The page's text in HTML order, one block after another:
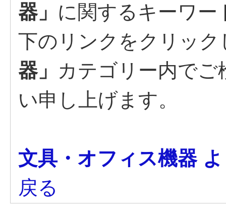
器」 に関するキーワー
下のリンクをクリック
器」
カテゴリー内で
い申し上げます。
文具・オフィス機器
戻る